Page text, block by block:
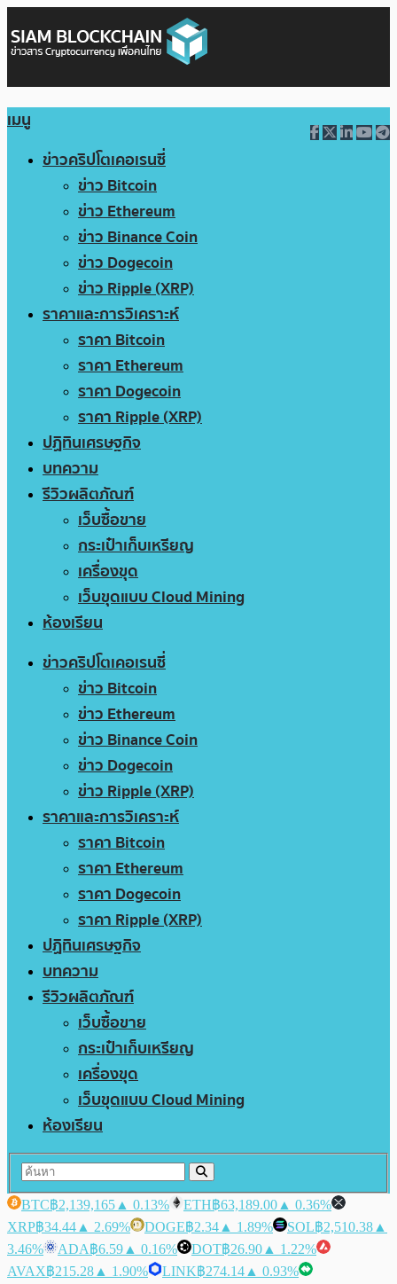
เมนู
ข่าวคริปโตเคอเรนซี่
ข่าว Bitcoin
ข่าว Ethereum
ข่าว Binance Coin
ข่าว Dogecoin
ข่าว Ripple (XRP)
ราคาและการวิเคราะห์
ราคา Bitcoin
ราคา Ethereum
ราคา Dogecoin
ราคา Ripple (XRP)
ปฏิทินเศรษฐกิจ
บทความ
รีวิวผลิตภัณฑ์
เว็บซื้อขาย
กระเป๋าเก็บเหรียญ
เครื่องขุด
เว็บขุดแบบ Cloud Mining
ห้องเรียน
ข่าวคริปโตเคอเรนซี่
ข่าว Bitcoin
ข่าว Ethereum
ข่าว Binance Coin
ข่าว Dogecoin
ข่าว Ripple (XRP)
ราคาและการวิเคราะห์
ราคา Bitcoin
ราคา Ethereum
ราคา Dogecoin
ราคา Ripple (XRP)
ปฏิทินเศรษฐกิจ
บทความ
รีวิวผลิตภัณฑ์
เว็บซื้อขาย
กระเป๋าเก็บเหรียญ
เครื่องขุด
เว็บขุดแบบ Cloud Mining
ห้องเรียน
BTC฿2,139,165 ▲ 0.13% ETH฿63,189.00 ▲ 0.36%
XRP฿34.44 ▲ 2.69% DOGE฿2.34 ▲ 1.89% SOL฿2,510.38 ▲
3.46%
ADA฿6.59 ▲ 0.16% DOT฿26.90 ▲ 1.22%
AVAX฿215.28 ▲ 1.90% LINK฿274.14 ▲ 0.93%